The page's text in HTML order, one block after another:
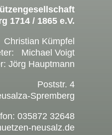
1714 / 1865 e.V.
Kümpfel
Michael Voigt
Jörg Hauptmann
Poststr. 4
Spremberg
035872 32648
neusalz.de